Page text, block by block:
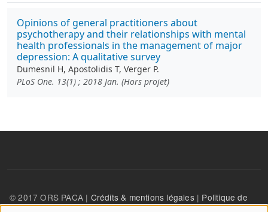
Opinions of general practitioners about
psychotherapy and their relationships with mental
health professionals in the management of major
depression: A qualitative survey
Dumesnil H, Apostolidis T, Verger P.
PLoS One. 13(1) ; 2018 Jan. (Hors projet)
© 2017 ORS PACA | Crédits & mentions légales| Politique de
confidentialité